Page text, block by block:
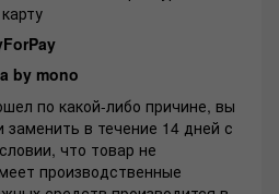
by mono
по какой-либо причине, вы
заменить в течение 14 дней с
что товар не
производственные